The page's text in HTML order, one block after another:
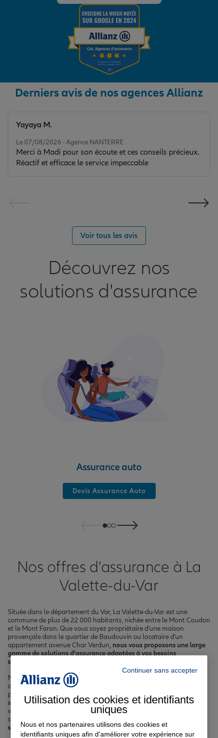
Derniers avis de nos agences Allianz
Le 07/08/2026 - Agence NANTERRE
Merci à Madi pour son écoute et ces conseils précieux.
Réactif et efficace le service impeccable
Yayaya M.
Voir tous les avis
Découvrez nos
solutions d'assurance
Assurance auto
Devis Assurance Auto
Nos offres d'assurance à La
Valette-du-Var
Située dans le département du Var, La Valette-du-Var est une
commune de plus de 22 000 habitants, nichée entre le Mont Coudon
et le Mont Faron. Que vous soyez propriétaire d'une maison
provençale dans le quartier de Baudouvin ou locataire d'un
appartement avenue Char Verdun, nous vous proposons une large
gamme de solutions d'assurance adaptées à vos besoins
spécifiques à La Valette-du-Var
Notre offre comprend des
dans les rues vallonnées de la ville, des
protéger votre logement des risques locaux, descomplémentaires
santé pour prendre soin de vous et de votre famille, des assurances
vie pour sécuriser l'avenir de vos proches, ainsi que des assurances
scolaires et
solution d'assurance qu'il vous faut à La Valette-du-Var
Continuer sans accepter
Utilisation des cookies et identifiants
uniques
Nous et nos partenaires utilisons des cookies et
identifiants uniques afin d'améliorer votre expérience sur